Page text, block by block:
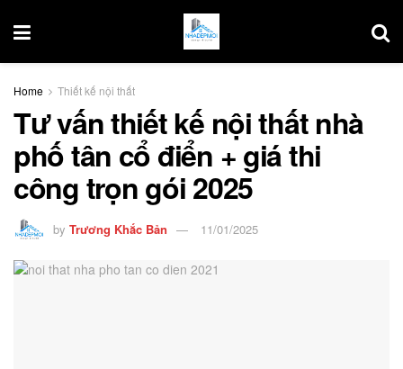
Home Thiết kế nội thất
Tư vấn thiết kế nội thất nhà
phố tân cổ điển + giá thi
công trọn gói 2025
by Trương Khắc Bản 11/01/2025